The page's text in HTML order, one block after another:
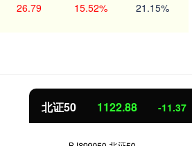
26.79 15.52% 21.15%
-11.37 -1.00%